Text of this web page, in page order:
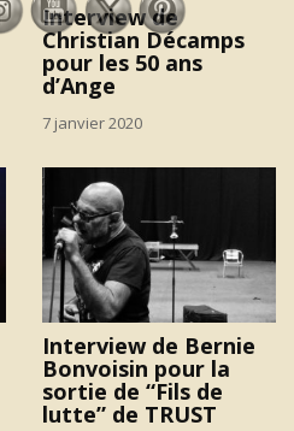
Interview de
Christian Décamps
pour les 50 ans
d’Ange
7 janvier 2020
Interview de Bernie
Bonvoisin pour la
sortie de “Fils de
lutte” de TRUST